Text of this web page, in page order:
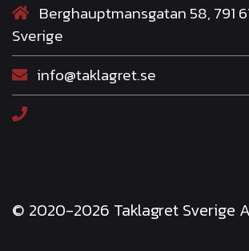
Berghauptmansgatan 58, 791
Sverige
info@taklagret.se
© 2020-2026 Taklagret Sverige